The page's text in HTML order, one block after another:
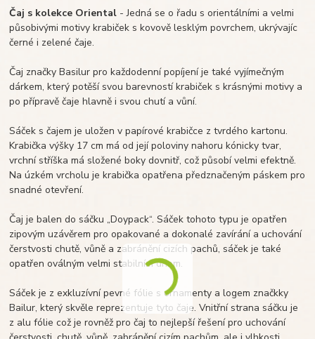
Čaj s kolekce Oriental - Jedná se o řadu s orientálními a velmi
působivými motivy krabiček s kovově lesklým povrchem, ukrývajíc
černé i zelené čaje.
Čaj značky Basilur pro každodenní popíjení je také vyjímečným
dárkem, který potěší svou barevností krabiček s krásnými motivy a
po přípravě čaje hlavně i svou chutí a vůní.
Sáček s čajem je uložen v papírové krabičce z tvrdého kartonu.
Krabička výšky 17 cm má od její poloviny nahoru kónicky tvar,
vrchní stříška má složené boky dovnitř, což působí velmi efektně.
Na úzkém vrcholu je krabička opatřena předznačeným páskem pro
snadné otevření.
Čaj je balen do sáčku „Doypack“. Sáček tohoto typu je opatřen
zipovým uzávěrem pro opakované a dokonalé zavírání a uchování
čerstvosti chutě, vůně a zabránění cizích pachů, sáček je také
opatřen oválným velmi stabilním dnem.
Sáček je z exkluzívní pevné fólie s ornamenty a logem značkky
Bailur, který skvěle reprezentuje tyto čaje. Vnitřní strana sáčku je
z alu fólie což je rovněž pro čaj to nejlepší řešení pro uchování